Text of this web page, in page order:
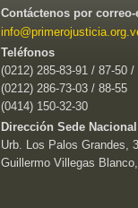
Contáctenos por
Teléfonos
(0212) 285-83-91 / 87-50 /
(0212) 286-73-03 / 88-55
(0414) 150-32-30
Dirección Sede
Urb. Los Palos Grandes,
Guillermo Villegas